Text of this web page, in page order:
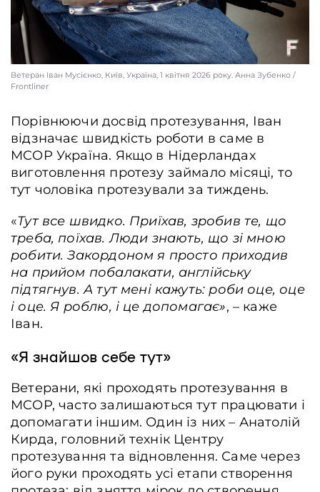
Ветеран Іван Мусієнко, Київ, Україна, 1 квітня 2026 року. Анна Зубенко /
Frontliner
Порівнюючи досвід протезування, Іван
відзначає швидкість роботи в саме в
MCOP Україна. Якщо в Нідерландах
виготовлення протезу займало місяці, то
тут чоловіка протезували за тиждень.
«Тут все швидко. Приїхав, зробив те, що
треба, поїхав. Люди знають, що зі мною
робити. Закордоном я просто приходив
на прийом побалакати, англійську
підтягнув. А тут мені кажуть: роби оце, оце
і оце. Я роблю, і це допомагає», – каже
Іван.
«Я знайшов себе тут»
Ветерани, які проходять протезування в
MCOP, часто залишаються тут працювати і
допомагати іншим. Один із них – Анатолій
Кирда, головний технік Центру
протезування та відновлення. Саме через
його руки проходять усі етапи створення